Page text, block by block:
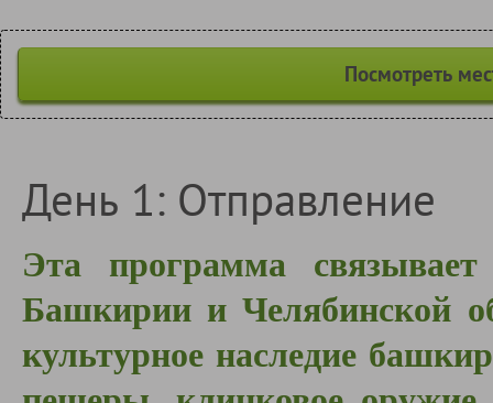
Посмотреть
День 1: Отправление
Эта программа
Башкирии и Челябинской
культурное наследие